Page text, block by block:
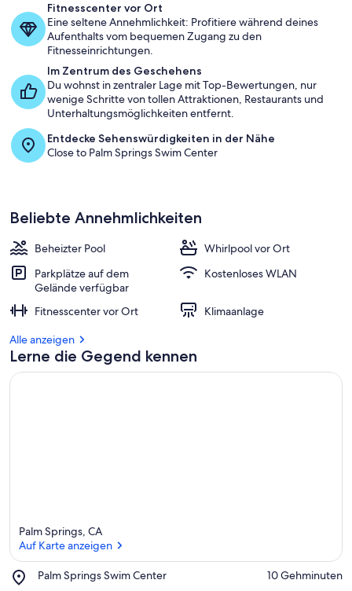
Fitnesscenter vor Ort
Eine seltene Annehmlichkeit: Profitiere während deines
Aufenthalts vom bequemen Zugang zu den
Fitnesseinrichtungen.
Im Zentrum des Geschehens
Du wohnst in zentraler Lage mit Top-Bewertungen, nur
wenige Schritte von tollen Attraktionen, Restaurants und
Unterhaltungsmöglichkeiten entfernt.
Entdecke Sehenswürdigkeiten in der Nähe
Close to Palm Springs Swim Center
Beliebte Annehmlichkeiten
Beheizter Pool
Whirlpool vor Ort
Parkplätze auf dem
Gelände verfügbar
Kostenloses WLAN
Fitnesscenter vor Ort
Klimaanlage
Alle anzeigen
Lerne die Gegend kennen
Palm Springs, CA
Auf Karte anzeigen
Palm Springs Swim Center
Place,
‪10 Gehminuten‬